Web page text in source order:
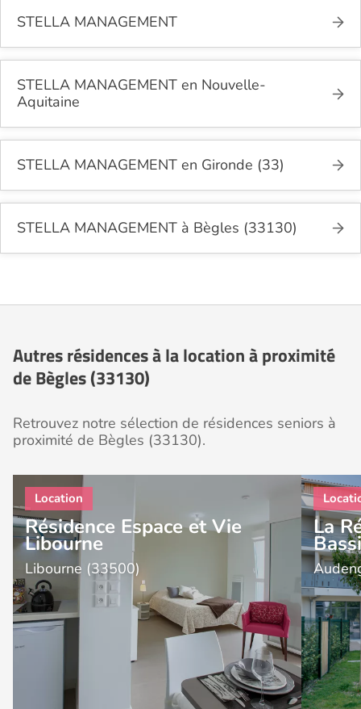
STELLA MANAGEMENT
STELLA MANAGEMENT en Nouvelle-
Aquitaine
STELLA MANAGEMENT en Gironde (33)
STELLA MANAGEMENT à Bègles (33130)
Autres résidences à la location à proximité
de Bègles (33130)
Retrouvez notre sélection de résidences seniors à
proximité de Bègles (33130).
Résidence Espace et Vie
Libourne
Libourne (33500)
La